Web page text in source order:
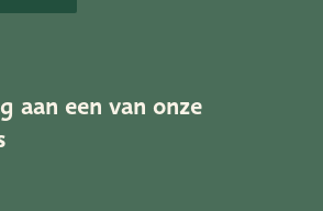
aan een van onze